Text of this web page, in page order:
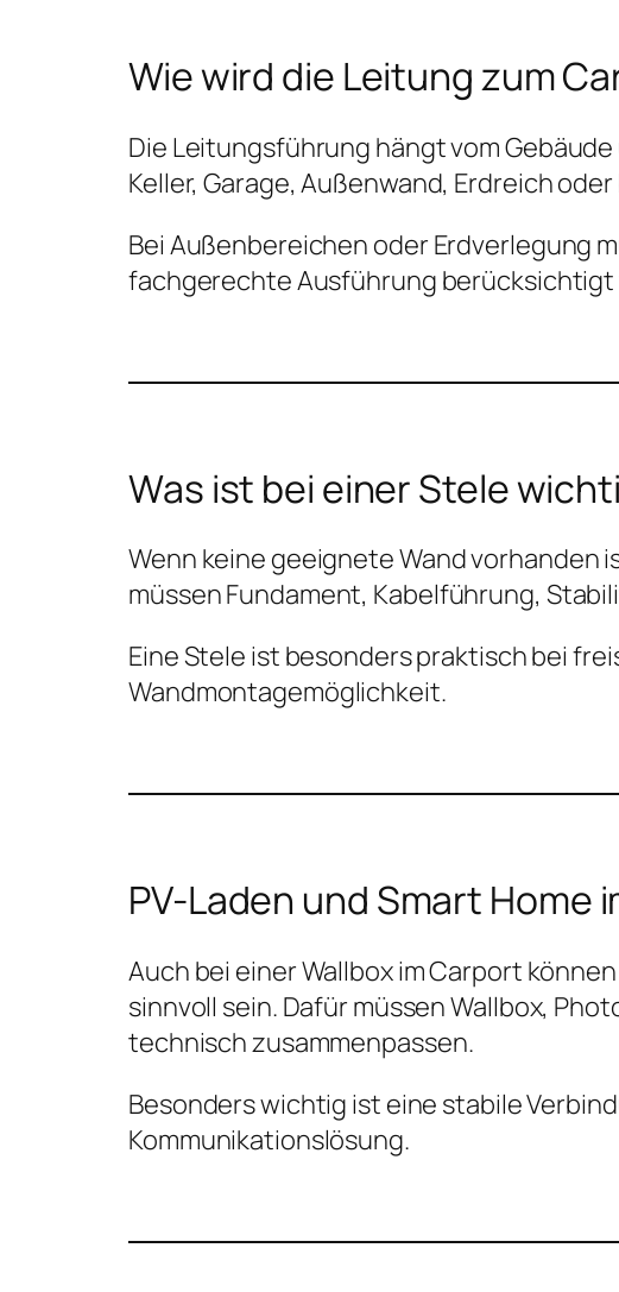
Wie wird die Leitung zum
Die Leitungsführung hängt vom
Keller, Garage, Außenwand, Erdreich
Bei Außenbereichen oder Erdverlegung
fachgerechte Ausführung berücksichtigt
Was ist bei einer Stele
Wenn keine geeignete Wand vorhanden
müssen Fundament, Kabelführung,
Eine Stele ist besonders praktisch bei
Wandmontagemöglichkeit.
PV-Laden und Smart Home
Auch bei einer Wallbox im Carport
sinnvoll sein. Dafür müssen Wallbox,
technisch zusammenpassen.
Besonders wichtig ist eine stabile
Kommunikationslösung.